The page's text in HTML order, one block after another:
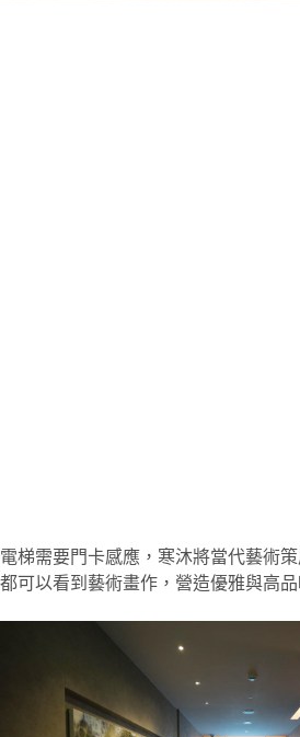
電梯需要門卡感應，寒沐將當代藝術
都可以看到藝術畫作，營造優雅與高